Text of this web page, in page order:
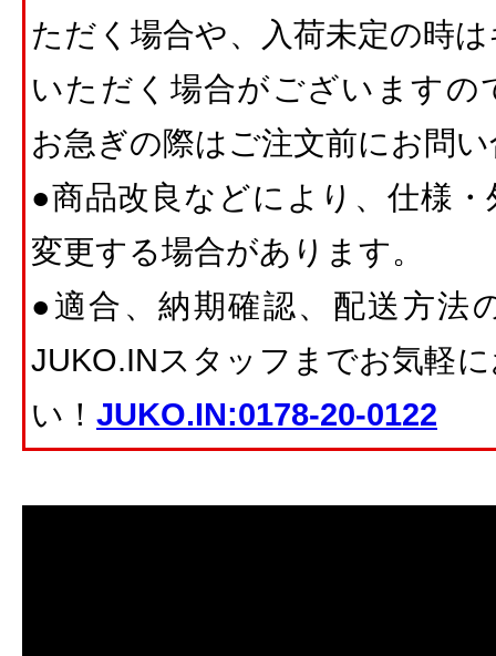
ただく場合や、入荷未定の時
いただく場合がございますの
お急ぎの際はご注文前にお問
●商品改良などにより、仕様
変更する場合があります。
●適合、納期確認、配送方法
JUKO.INスタッフまでお気軽
い！ JUKO.IN:0178-20-0122